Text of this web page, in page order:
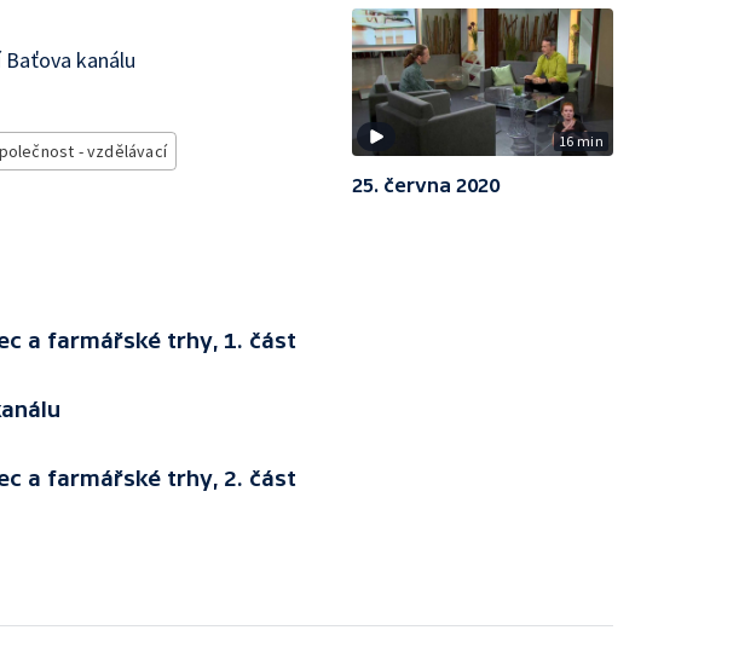
kanálu
- vzdělávací
a farmářské trhy, 1. část
a farmářské trhy, 2. část
16 min
25. června 2020